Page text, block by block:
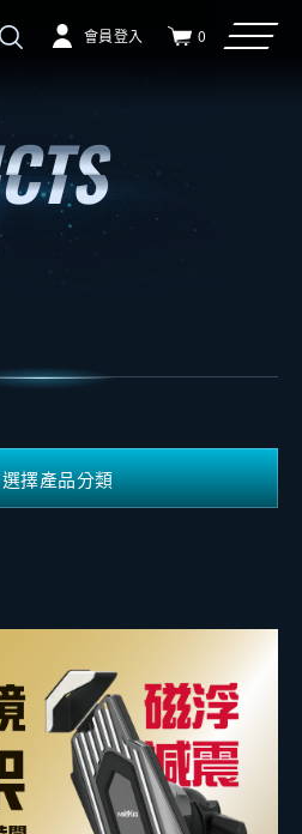
會員登入 0
選擇產品分類